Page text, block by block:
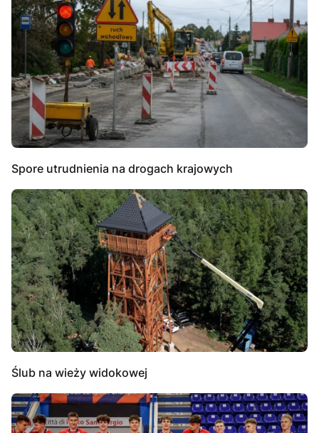
Spore utrudnienia na drogach krajowych
Ślub na wieży widokowej